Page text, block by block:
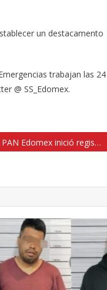
un destacamento
trabajan las 24
@ SS_Edomex.
PAN Edomex inició registro de candidatos para alcaldías